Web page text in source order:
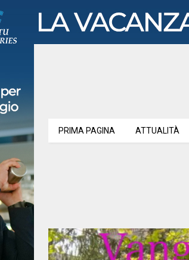
PRIMA PAGINA ATTUALITÀ